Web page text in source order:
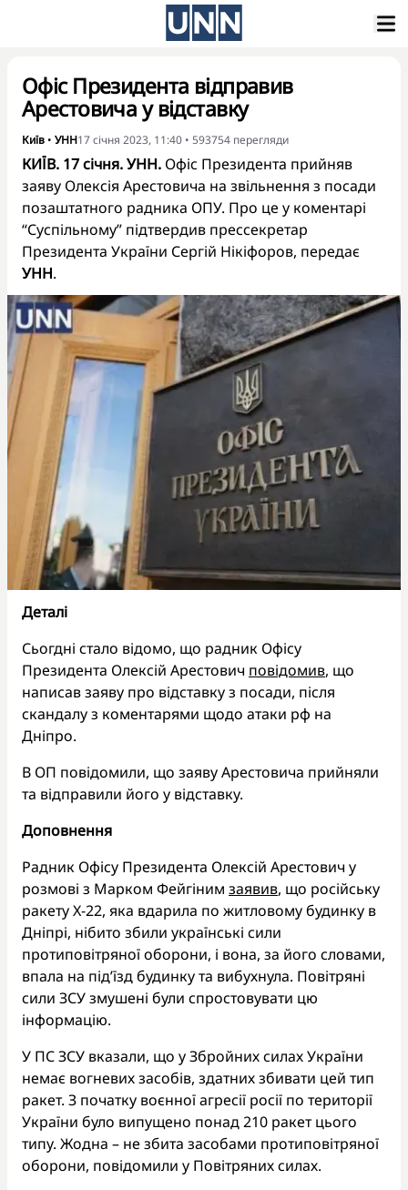
Офіс Президента відправив
Арестовича у відставку
Київ • УНН17 січня 2023, 11:40 • 593754 перегляди
КИЇВ. 17 січня. УНН. Офіс Президента прийняв
заяву Олексія Арестовича на звільнення з посади
позаштатного радника ОПУ. Про це у коментарі
“Суспільному” підтвердив прессекретар
Президента України Сергій Нікіфоров, передає
УНН.
Деталі
Сьогдні стало відомо, що радник Офісу
Президента Олексій Арестович повідомив, що
написав заяву про відставку з посади, після
скандалу з коментарями щодо атаки рф на
Дніпро.
В ОП повідомили, що заяву Арестовича прийняли
та відправили його у відставку.
Доповнення
Радник Офісу Президента Олексій Арестович у
розмові з Марком Фейгіним заявив, що російську
ракету Х-22, яка вдарила по житловому будинку в
Дніпрі, нібито збили українські сили
протиповітряної оборони, і вона, за його словами,
впала на під’їзд будинку та вибухнула. Повітряні
сили ЗСУ змушені були спростовувати цю
інформацію.
У ПС ЗСУ вказали, що у Збройних силах України
немає вогневих засобів, здатних збивати цей тип
ракет. З початку воєнної агресії росії по території
України було випущено понад 210 ракет цього
типу. Жодна – не збита засобами протиповітряної
оборони, повідомили у Повітряних силах.